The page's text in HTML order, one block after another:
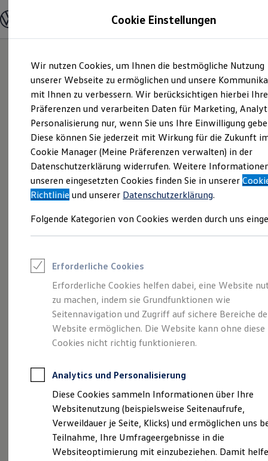
Hauptinhalt
springen
Footer
springen
Modelle und Konfigurator
Modelle vergleichen
Elektroautos
ENERGY Sondermodelle
Nutzfahrzeuge
SUV und CUV
Familienautos
Kombis
Kompaktwagen
Sportwagen
Schnell verfügbare Fahrzeuge
Angebote und Produkte
Aktuelle Angebote
E-Auto-Förderung
Volkswagen Marktplatz
Junge Gebrauchtwagen und Gebrauchtwagen
Saisonangebote
Leasing
Leasing-Angebote
Gebrauchtwagen Leasing
Junge Gebrauchtwagen-Leasing
Elektroauto Leasing
Kleinwagen-Leasing
Leasing ohne Anzahlung
Autokredit mit Schlussrate
Versicherungen und Garantien
Kfz-Versicherung
Restschuldversicherungen
Garantien
Wartungsverträge
Geschäftskunden
Professional Class bei Volkswagen
Großkunden
Der T-Roc
Cookie Einstellungen
Wir nutzen Cookies, um Ihnen die bestmögliche Nutzung
unserer Webseite zu ermöglichen und unsere
mit Ihnen zu verbessern. Wir berücksichtigen hierbei Ihre
Präferenzen und verarbeiten Daten für Marketing,
Personalisierung nur, wenn Sie uns Ihre Einwilligung
Diese können Sie jederzeit mit Wirkung für die Zukunft
Cookie Manager (Meine Präferenzen verwalten) in der
Datenschutzerklärung widerrufen. Weitere
unseren eingesetzten Cookies finden Sie in unserer
Richtlinie und unserer Datenschutzerklärung.
Folgende Kategorien von Cookies werden durch uns
Erforderliche Cookies
Erforderliche Cookies helfen dabei, eine Website
zu machen, indem sie Grundfunktionen wie
Seitennavigation und Zugriff auf sichere Bereiche
Website ermöglichen. Die Website kann ohne diese
Cookies nicht richtig funktionieren.
Analytics und Personalisierung
Diese Cookies sammeln Informationen über Ihre
Websitenutzung (beispielsweise Seitenaufrufe,
Verweildauer je Seite, Klicks) und ermöglichen uns
Teilnahme, Ihre Umfrageergebnisse in die
Websiteoptimierung mit einzubeziehen. Damit